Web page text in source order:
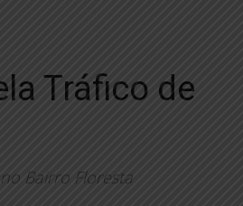
Tráfico de
Bairro Floresta